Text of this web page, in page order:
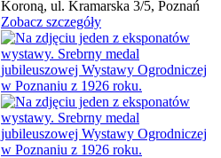
Koroną, ul. Kramarska 3/5, Poznań
Zobacz szczegóły